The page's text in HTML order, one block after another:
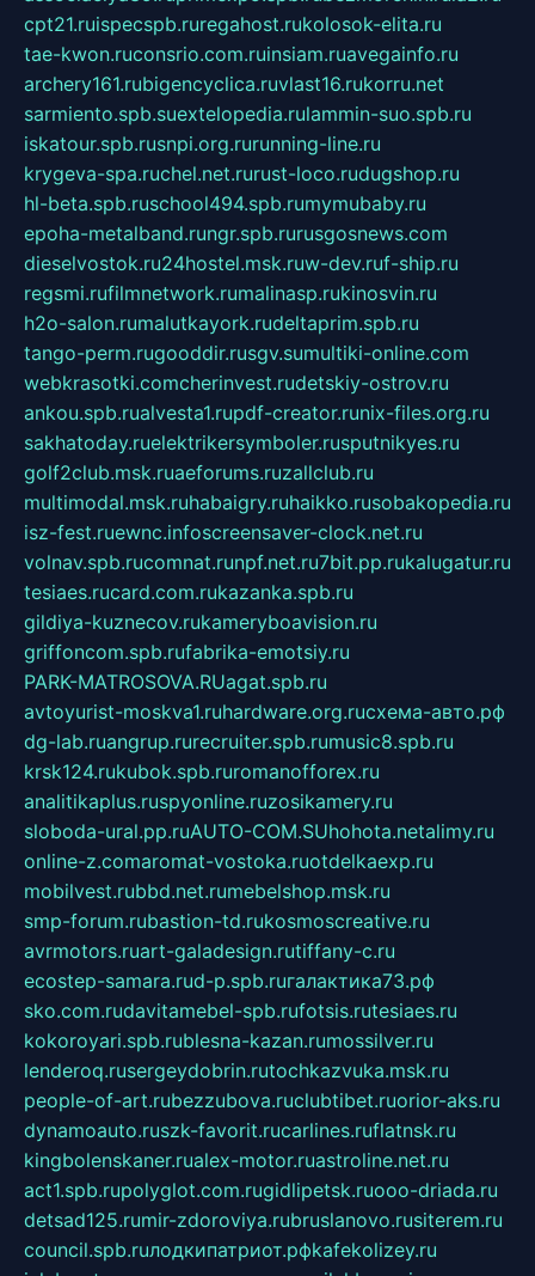
cpt21.ruispecspb.ruregahost.rukolosok-elita.ru
tae-kwon.ruconsrio.com.ruinsiam.ruavegainfo.ru
archery161.rubigencyclica.ruvlast16.rukorru.net
sarmiento.spb.suextelopedia.rulammin-suo.spb.ru
iskatour.spb.rusnpi.org.rurunning-line.ru
krygeva-spa.ruchel.net.rurust-loco.rudugshop.ru
hl-beta.spb.ruschool494.spb.rumymubaby.ru
epoha-metalband.rungr.spb.rurusgosnews.com
dieselvostok.ru24hostel.msk.ruw-dev.ruf-ship.ru
regsmi.rufilmnetwork.rumalinasp.rukinosvin.ru
h2o-salon.rumalutkayork.rudeltaprim.spb.ru
tango-perm.rugooddir.rusgv.sumultiki-online.com
webkrasotki.comcherinvest.rudetskiy-ostrov.ru
ankou.spb.rualvesta1.rupdf-creator.runix-files.org.ru
sakhatoday.ruelektrikersymboler.rusputnikyes.ru
golf2club.msk.ruaeforums.ruzallclub.ru
multimodal.msk.ruhabaigry.ruhaikko.rusobakopedia.ru
isz-fest.ruewnc.infoscreensaver-clock.net.ru
volnav.spb.rucomnat.runpf.net.ru7bit.pp.rukalugatur.ru
tesiaes.rucard.com.rukazanka.spb.ru
gildiya-kuznecov.rukameryboavision.ru
griffoncom.spb.rufabrika-emotsiy.ru
PARK-MATROSOVA.RUagat.spb.ru
avtoyurist-moskva1.ruhardware.org.ruсхема-авто.рф
dg-lab.ruangrup.rurecruiter.spb.rumusic8.spb.ru
krsk124.rukubok.spb.ruromanofforex.ru
analitikaplus.ruspyonline.ruzosikamery.ru
sloboda-ural.pp.ruAUTO-COM.SUhohota.netalimy.ru
online-z.comaromat-vostoka.ruotdelkaexp.ru
mobilvest.rubbd.net.rumebelshop.msk.ru
smp-forum.rubastion-td.rukosmoscreative.ru
avrmotors.ruart-galadesign.rutiffany-c.ru
ecostep-samara.rud-p.spb.ruгалактика73.рф
sko.com.rudavitamebel-spb.rufotsis.rutesiaes.ru
kokoroyari.spb.rublesna-kazan.rumossilver.ru
lenderoq.rusergeydobrin.rutochkazvuka.msk.ru
people-of-art.rubezzubova.ruclubtibet.ruorior-aks.ru
dynamoauto.ruszk-favorit.rucarlines.ruflatnsk.ru
kingbolenskaner.rualex-motor.ruastroline.net.ru
act1.spb.rupolyglot.com.rugidlipetsk.ruooo-driada.ru
detsad125.rumir-zdoroviya.rubruslanovo.rusiterem.ru
council.spb.ruлодкипатриот.рфkafekolizey.ru